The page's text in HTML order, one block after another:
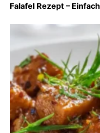
Falafel Rezept –